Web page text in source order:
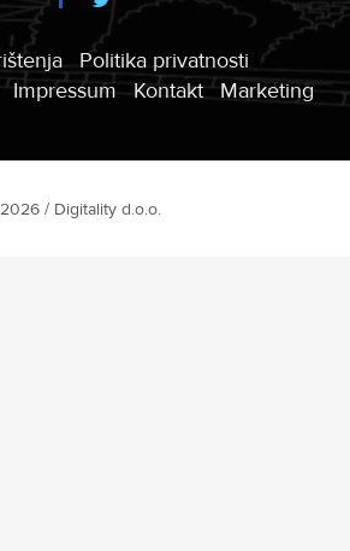
Politika privatnosti
Impressum Kontakt Marketing
2026 / Digitality d.o.o.